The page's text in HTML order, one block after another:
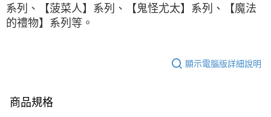
系列、【菠菜人】系列、【鬼怪尤太】系列、【魔法
的禮物】系列等。
顯示電腦版詳細說明
商品規格